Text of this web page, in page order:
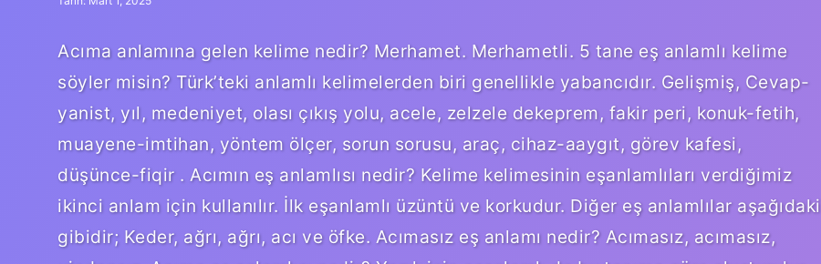
Acıma anlamına gelen kelime nedir? Merhamet. Merhametli. 5 tane eş anlamlı kelime
söyler misin? Türk’teki anlamlı kelimelerden biri genellikle yabancıdır. Gelişmiş, Cevap-
yanist, yıl, medeniyet, olası çıkış yolu, acele, zelzele dekeprem, fakir peri, konuk-fetih,
muayene-imtihan, yöntem ölçer, sorun sorusu, araç, cihaz-aaygıt, görev kafesi,
düşünce-fiqir . Acımın eş anlamlısı nedir? Kelime kelimesinin eşanlamlıları verdiğimiz
ikinci anlam için kullanılır. İlk eşanlamlı üzüntü ve korkudur. Diğer eş anlamlılar aşağıdaki
gibidir; Keder, ağrı, ağrı, acı ve öfke. Acımasız eş anlamı nedir? Acımasız, acımasız,